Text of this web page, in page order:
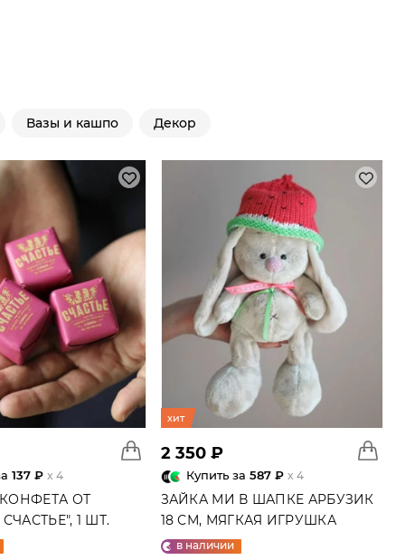
Вазы и кашпо Декор
137 ₽ x 4
ОТ
1 ШТ.
хит
2 350 ₽
Купить за 587 ₽ x 4
ЗАЙКА МИ В ШАПКЕ АРБУЗИК
18 СМ, МЯГКАЯ ИГРУШКА
в наличии